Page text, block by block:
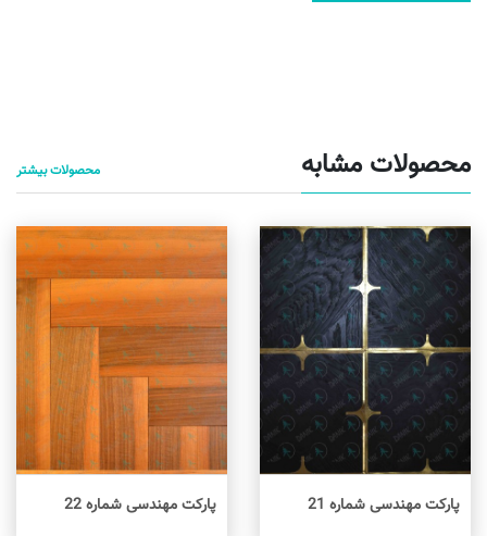
محصولات مشابه محصولات بیشتر
پارکت مهندسی شماره 21
اطلاعات بیشتر
پارکت مهندسی شماره 22
اطلاعات بیشتر